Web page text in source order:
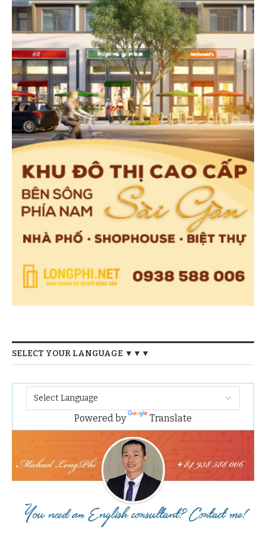
SELECT YOUR LANGUAGE ▼▼▼
Powered by Translate